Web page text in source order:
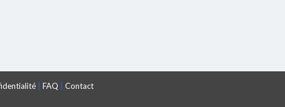
| FAQ | Contact